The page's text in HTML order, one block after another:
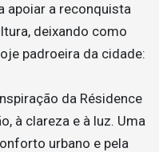
apoiar a reconquista
deixando como
padroeira da cidade:
da Résidence
à clareza e à luz. Uma
urbano e pela